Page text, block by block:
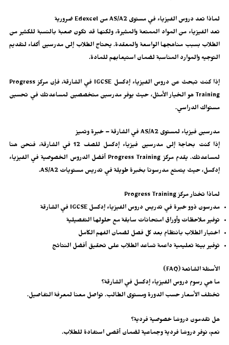
لماذا تعد دروس الفيزياء في مستوى AS/A2 من Edexcel ضرورية
تعد الفيزياء من المواد الممتعة والمثيرة، ولكنها قد تكون صعبة بالنسبة للكثير من
الطلاب بسبب مناهجها الواسعة والمعقدة. يحتاج الطلاب إلى مدرسين أكفاء لتقديم
التوجيه والموارد المناسبة لضمان استيعابهم للمادة.
إذا كنت تبحث عن دروس الفيزياء إدكسل IGCSE في الشارقة، فإن مركز Progress
Training هو الخيار الأمثل، حيث يوفر مدرسين متخصصين لمساعدتك في تحسين
مستواك الدراسي.
مدرسين فيزياء لمستوى AS/A2 في الشارقة – خبرة وتميز
إذا كنت بحاجة إلى مدرسين فيزياء إدكسل للصف 12 في الشارقة، فنحن هنا
لمساعدتك. يقدم مركز Progress Training أفضل الدروس الخصوصية في الفيزياء
إدكسل، حيث يتمتع مدرسونا بخبرة طويلة في تدريس مستويات AS/A2.
لماذا تختار مركز Progress Training
مدرسون ذوو خبرة في تدريس دروس الفيزياء إدكسل IGCSE في الشارقة
توفير ملاحظات وأوراق امتحانات سابقة مع حلولها التفصيلية
اختبار الطلاب بانتظام بعد كل فصل لضمان الفهم الكامل
توفير بيئة تعليمية داعمة تساعد الطلاب على تحقيق أفضل النتائج
الأسئلة الشائعة (FAQ)
ما هي رسوم دروس الفيزياء إدكسل في الشارقة؟
تختلف الأسعار حسب الدورة ومستوى الطالب. تواصل معنا لمعرفة التفاصيل.
هل تقدمون دروسًا خصوصية فردية؟
نعم، نوفر دروسًا فردية وجماعية لضمان أقصى استفادة للطلاب.